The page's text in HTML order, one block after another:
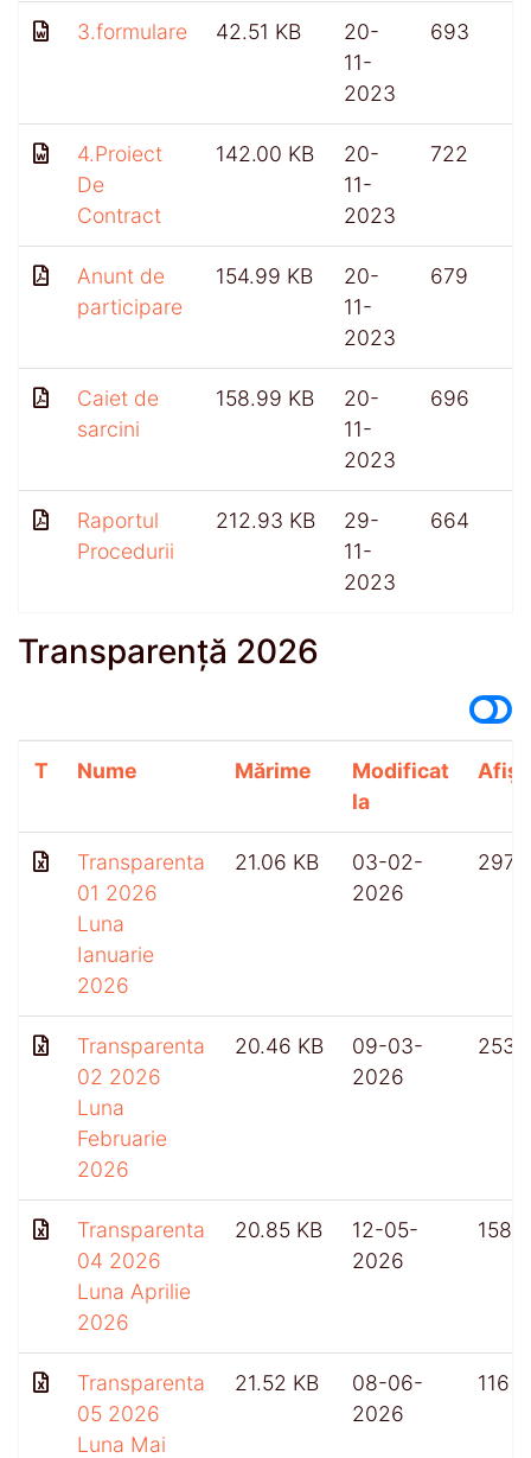
3.formulare 42.51 KB
20-
11-
2023
693
4.Proiect
De
Contract
142.00 KB
20-
11-
2023
722
Anunt de
participare
154.99 KB
20-
11-
2023
679
Caiet de
sarcini
158.99 KB
20-
11-
2023
696
Raportul
Procedurii
212.93 KB
29-
11-
2023
664
Transparență 2026
T Nume Mărime
Modificat
la
Transparenta
01 2026
Luna
Ianuarie
2026
21.06 KB
03-02-
2026
297
Transparenta
02 2026
Luna
Februarie
2026
20.46 KB
09-03-
2026
253
Transparenta
04 2026
Luna Aprilie
2026
20.85 KB
12-05-
2026
158
Transparenta
05 2026
Luna Mai
21.52 KB
08-06-
2026
116